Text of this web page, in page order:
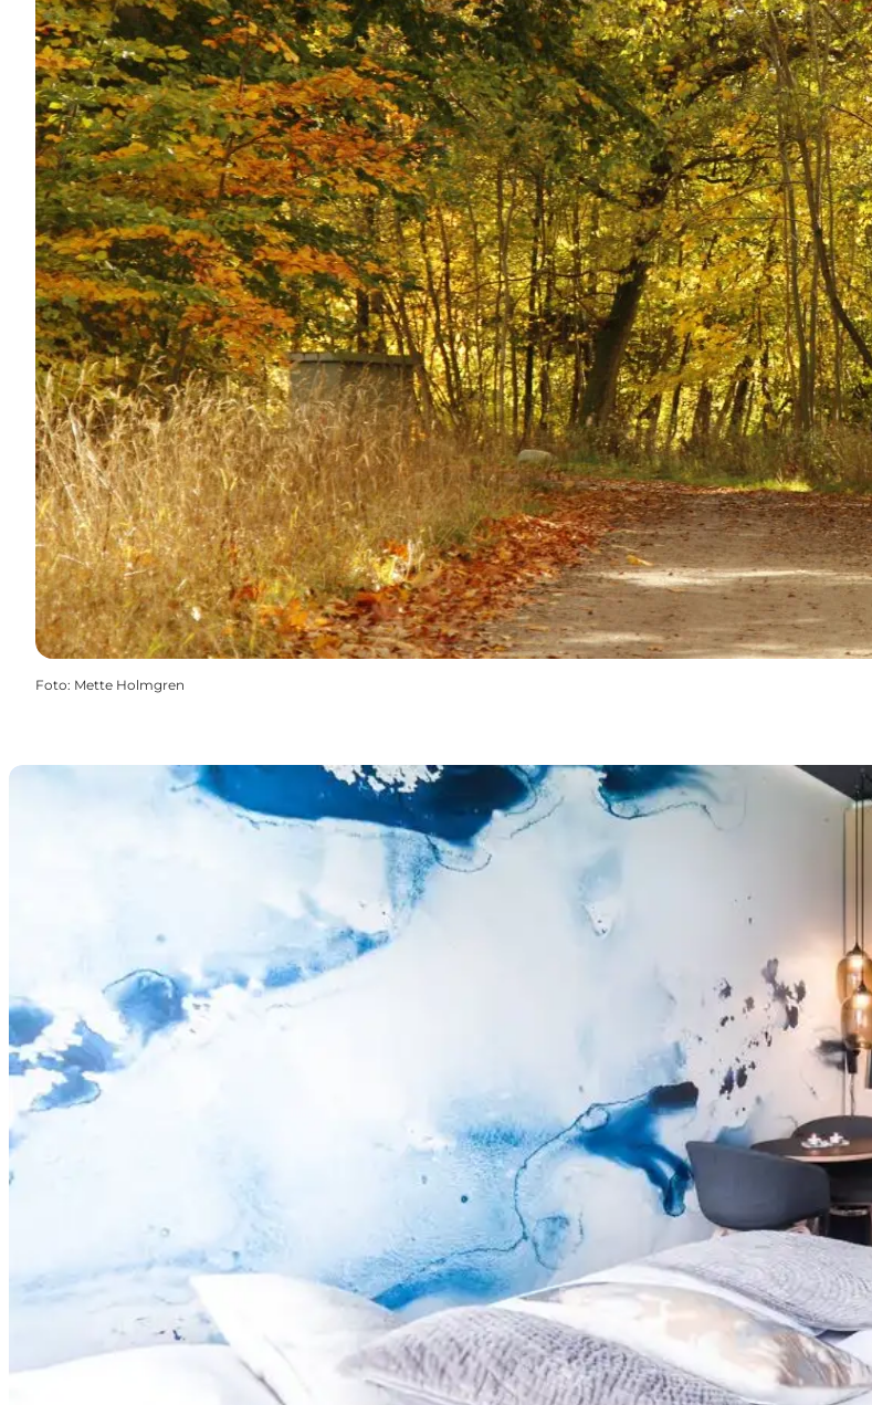
Foto: Mette Holmgren
Comwell Roskilde - Ein Hotelaufenthalt mit Fjordblick und herzlicher Gastfreundschaft